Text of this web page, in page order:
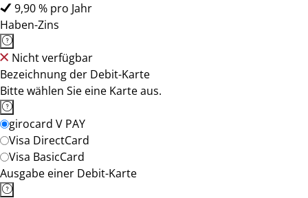
9,90 % pro Jahr
Haben-Zins
Nicht verfügbar
Bezeichnung der Debit-Karte
Bitte wählen Sie eine Karte aus.
girocard V PAY
Visa DirectCard
Visa BasicCard
Ausgabe einer Debit-Karte